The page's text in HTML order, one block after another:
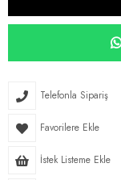
Telefonla Sipariş
Favorilere Ekle
İstek Listeme Ekle